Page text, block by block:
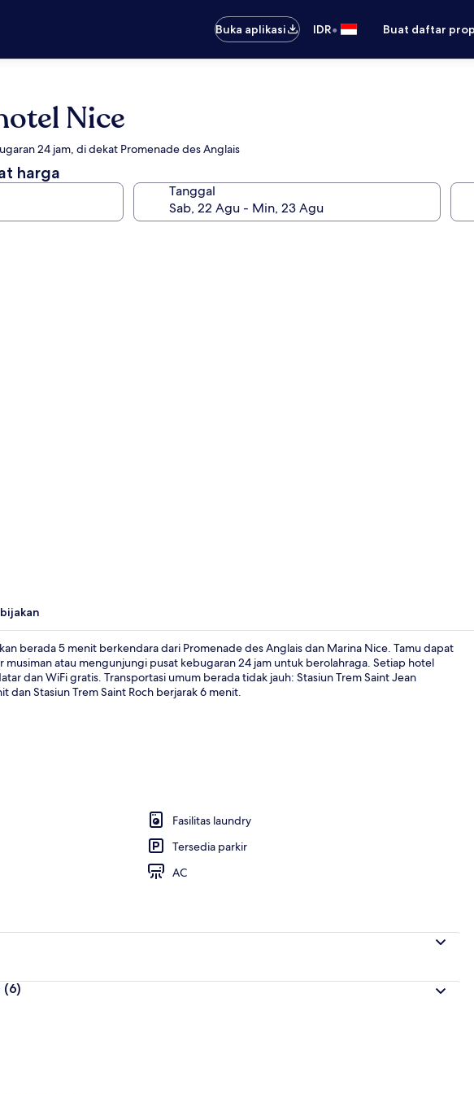
Buka aplikasi
IDR• Buat daftar
Nice
24 jam, di dekat Promenade des Anglais
harga
Tanggal
berada 5 menit berkendara dari Promenade des Anglais dan Marina Nice. Tamu dapat
atau mengunjungi pusat kebugaran 24 jam untuk berolahraga. Setiap hotel
dan WiFi gratis. Transportasi umum berada tidak jauh: Stasiun Trem Saint Jean
dan Stasiun Trem Saint Roch berjarak 6 menit.
Fasilitas laundry
Tersedia parkir
AC
(6)